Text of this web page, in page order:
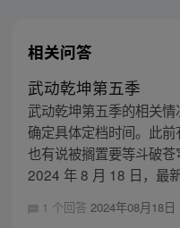
相关问答
武动乾坤第五季
武动乾坤第五季的相关
确定具体定档时间。此前
也有说被搁置要等斗破
2024 年 8 月 18 日，最
1 个回答 2024年08月18日